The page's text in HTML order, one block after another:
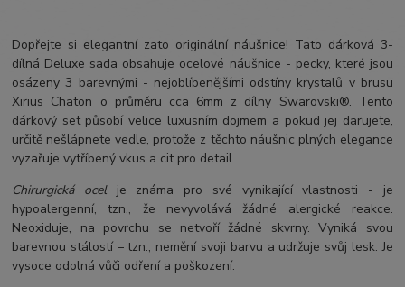
Dopřejte si elegantní zato originální náušnice! Tato dárková 3-
dílná Deluxe sada obsahuje ocelové náušnice - pecky, které jsou
osázeny 3 barevnými - nejoblíbenějšími odstíny krystalů v brusu
Xirius Chaton o průměru cca 6mm z dílny Swarovski®. Tento
dárkový set působí velice luxusním dojmem a pokud jej darujete,
určitě nešlápnete vedle, protože z těchto náušnic plných elegance
vyzařuje vytříbený vkus a cit pro detail.
Chirurgická ocelje známa pro své vynikající vlastnosti - je
hypoalergenní, tzn., že nevyvolává žádné alergické reakce.
Neoxiduje, na povrchu se netvoří žádné skvrny. Vyniká svou
barevnou stálostí – tzn., nemění svoji barvu a udržuje svůj lesk. Je
vysoce odolná vůči odření a poškození.